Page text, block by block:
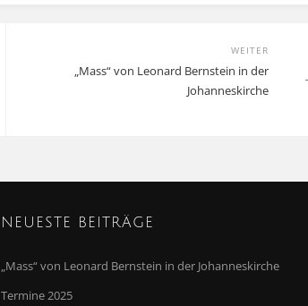
WEITER
Next
„Mass“ von Leonard Bernstein in der
Johanneskirche
NEUESTE BEITRÄGE
„Mass“ von Leonard Bernstein in der Johanneskirche
Termine 2025